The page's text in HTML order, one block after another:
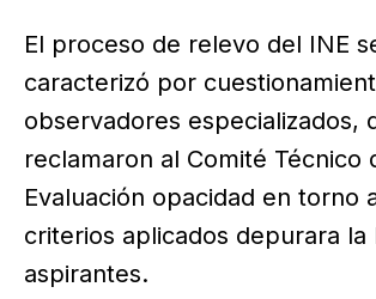
El proceso de relevo del INE
caracterizó por
observadores especializados,
reclamaron al Comité Técnico
Evaluación opacidad en torno
criterios aplicados depurara la
aspirantes.